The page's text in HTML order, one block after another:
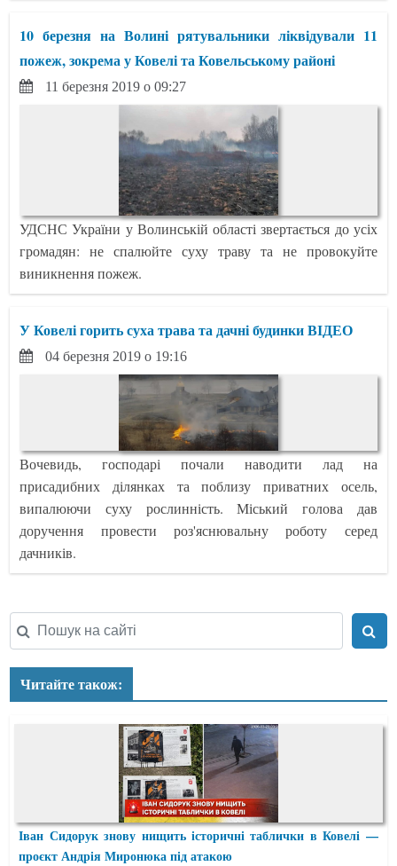
10 березня на Волині рятувальники ліквідували 11
пожеж, зокрема у Ковелі та Ковельському районі
11 березня 2019 о 09:27
УДСНС України у Волинській області звертається до усіх
громадян: не спалюйте суху траву та не провокуйте
виникнення пожеж.
У Ковелі горить суха трава та дачні будинки ВІДЕО
04 березня 2019 о 19:16
Вочевидь, господарі почали наводити лад на
присадибних ділянках та поблизу приватних осель,
випалюючи суху рослинність. Міський голова дав
доручення провести роз'яснювальну роботу серед
дачників.
Читайте також:
Іван Сидорук знову нищить історичні таблички в Ковелі —
проєкт Андрія Миронюка під атакою